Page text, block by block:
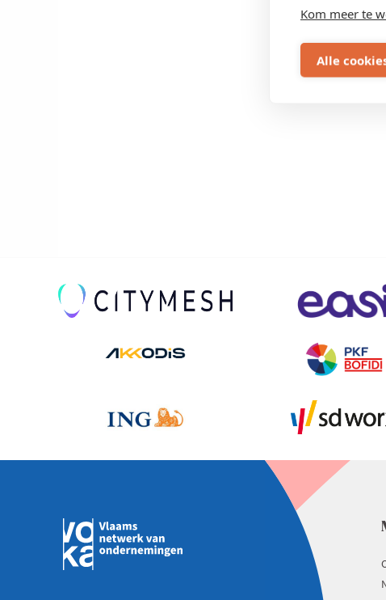
Kom meer te
Alle